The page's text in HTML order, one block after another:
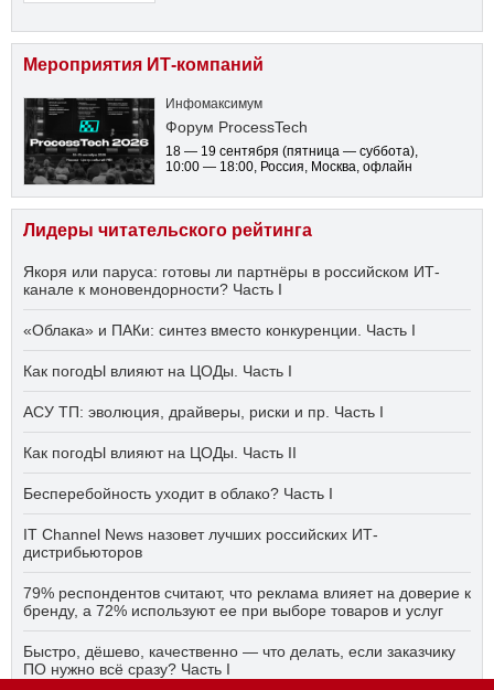
Мероприятия ИТ-компаний
Инфомаксимум
Форум ProcessTech
18 — 19 сентября (пятница — суббота),
10:00 — 18:00, Россия, Москва, офлайн
Лидеры читательского рейтинга
Якоря или паруса: готовы ли партнёры в российском ИТ-
канале к моновендорности? Часть I
«Облака» и ПАКи: синтез вместо конкуренции. Часть I
Как погодЫ влияют на ЦОДы. Часть I
АСУ ТП: эволюция, драйверы, риски и пр. Часть I
Как погодЫ влияют на ЦОДы. Часть II
Бесперебойность уходит в облако? Часть I
IT Channel News назовет лучших российских ИТ-
дистрибьюторов
79% респондентов считают, что реклама влияет на доверие к
бренду, а 72% используют ее при выборе товаров и услуг
Быстро, дёшево, качественно — что делать, если заказчику
ПО нужно всё сразу? Часть I